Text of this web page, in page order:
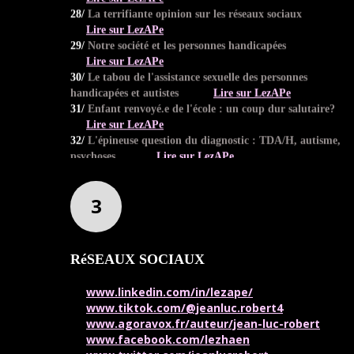
Lire sur LezAPe
La terrifiante opinion sur les réseaux sociaux
Lire sur LezAPe
Notre société et les personnes handicapées
Lire sur LezAPe
30/
Le tabou de l'assistance sexuelle des personnes
handicapées et autistes
Lire sur LezAPe
Enfant renvoyé.e de l'école : un coup dur salutaire?
Lire sur LezAPe
L'épineuse question du diagnostic : TDA/H, autisme,
33/COVID-19 : L'impact des images récurrentes sur notre
comportement
34/
COVID-19 : J'ai peur que maman/papa meure
Lire sur LezAPe
Lire sur LezAPe
pernicieuse?
Lire sur LezAPe
L'argent de poche et le mérite
Lire sur LezAPe
Autisme : de l'idiotie au génie
Lire sur LezAPe
LIVRE LezAPe : la face cachée...
3
RéSEAUX SOCIAUX
www.linkedin.com/in/lezape/
www.tiktok.com/@jeanluc.robert4
www.agoravox.fr/auteur/jean-luc-robert
www.facebook.com/lezhaen